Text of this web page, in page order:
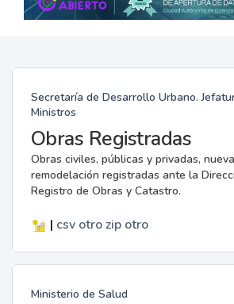
Secretaría de Desarrollo Urbano.
Ministros
Obras Registradas
Obras civiles, públicas y privadas,
remodelación registradas ante la
Registro de Obras y Catastro.
| csv otro zip otro
Ministerio de Salud